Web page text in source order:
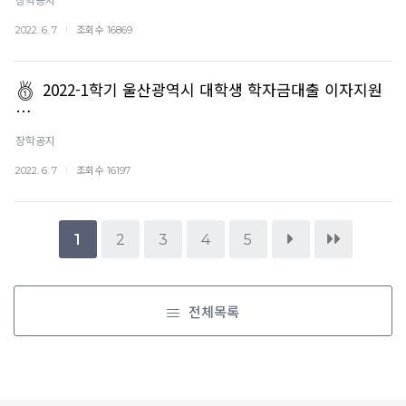
2022. 6. 7 조회수 16869
2022-1학기 울산광역시 대학생 학자금대출 이자지원
…
장학공지
2022. 6. 7 조회수 16197
1 2 3 4 5
전체목록